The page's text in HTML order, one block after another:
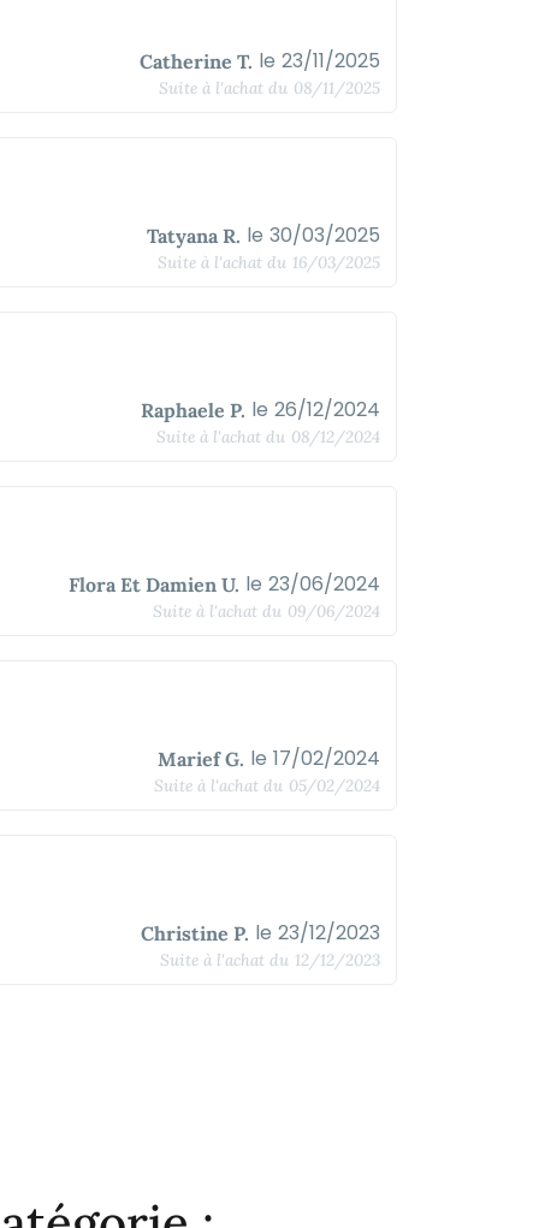
Catherine T. le 23/11/2025
Suite à l'achat du 08/11/2025
Tatyana R. le 30/03/2025
Suite à l'achat du 16/03/2025
Raphaele P. le 26/12/2024
Suite à l'achat du 08/12/2024
Flora Et Damien U. le 23/06/2024
Suite à l'achat du 09/06/2024
Marief G. le 17/02/2024
Suite à l'achat du 05/02/2024
Christine P. le 23/12/2023
Suite à l'achat du 12/12/2023